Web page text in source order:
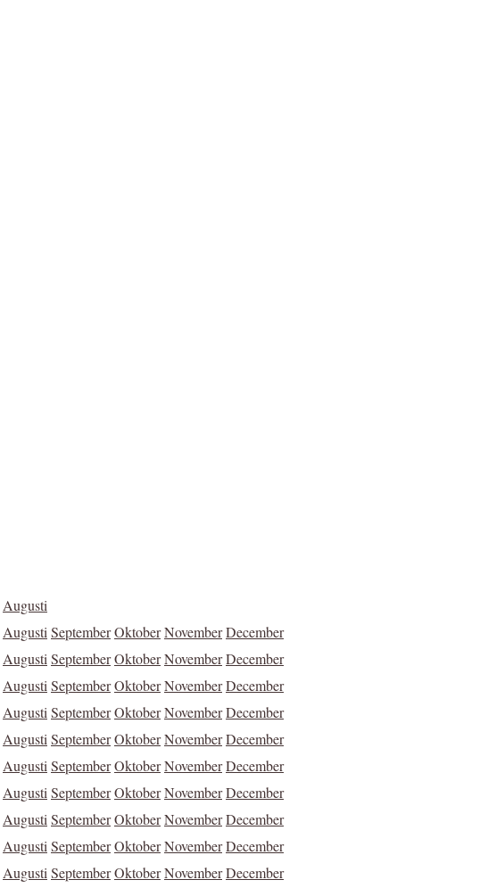
Augusti
AugustiSeptemberOktoberNovemberDecember
AugustiSeptemberOktoberNovemberDecember
AugustiSeptemberOktoberNovemberDecember
AugustiSeptemberOktoberNovemberDecember
AugustiSeptemberOktoberNovemberDecember
AugustiSeptemberOktoberNovemberDecember
AugustiSeptemberOktoberNovemberDecember
AugustiSeptemberOktoberNovemberDecember
AugustiSeptemberOktoberNovemberDecember
AugustiSeptemberOktoberNovemberDecember